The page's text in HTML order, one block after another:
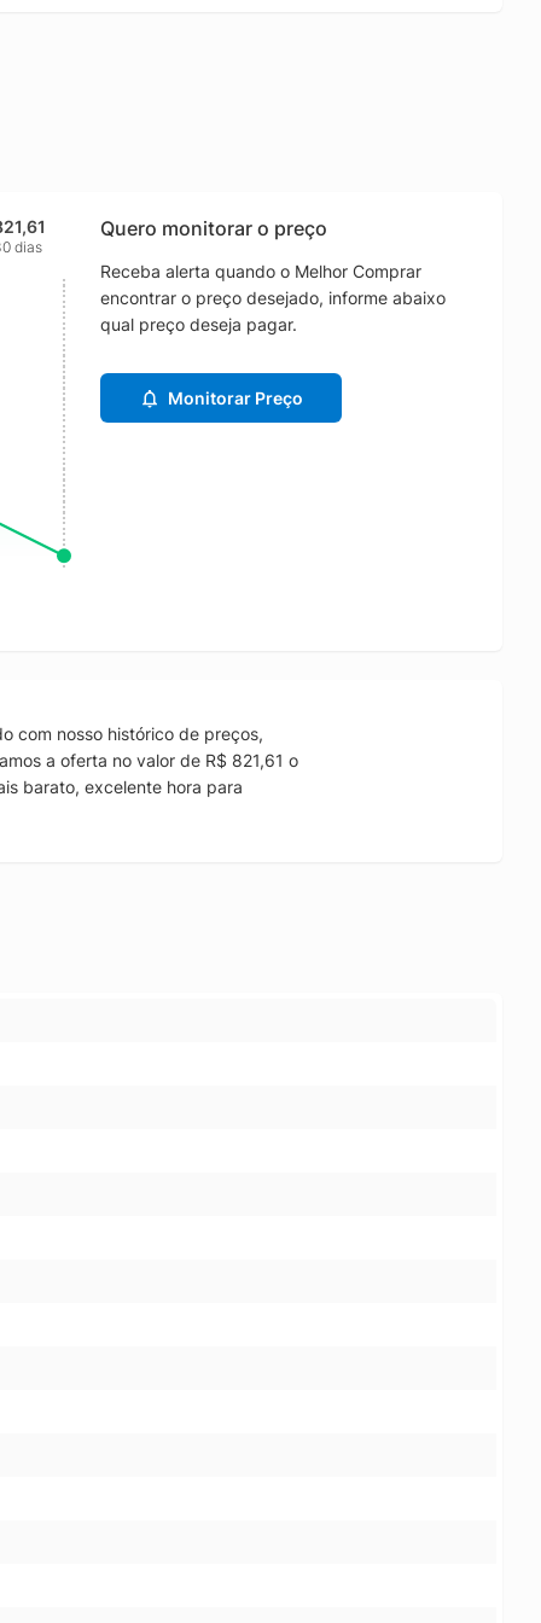
dias
Quero monitorar o preço
Receba alerta quando o Melhor Comprar
encontrar o preço desejado, informe abaixo
qual preço deseja pagar.
Monitorar Preço
com nosso histórico de preços,
a oferta no valor de R$ 821,61 o
barato, excelente hora para